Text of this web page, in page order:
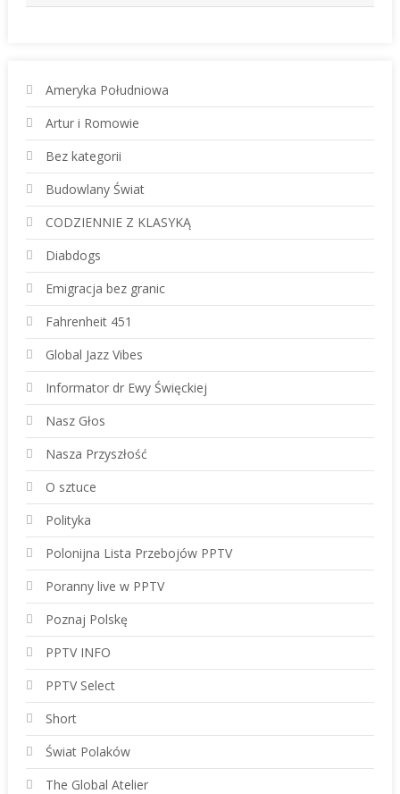
Ameryka Południowa
Artur i Romowie
Bez kategorii
Budowlany Świat
CODZIENNIE Z KLASYKĄ
Diabdogs
Emigracja bez granic
Fahrenheit 451
Global Jazz Vibes
Informator dr Ewy Święckiej
Nasz Głos
Nasza Przyszłość
O sztuce
Polityka
Polonijna Lista Przebojów PPTV
Poranny live w PPTV
Poznaj Polskę
PPTV INFO
PPTV Select
Short
Świat Polaków
The Global Atelier